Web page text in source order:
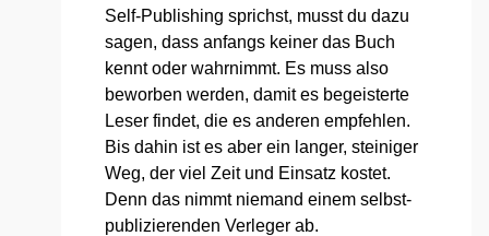
Self-Publi­shing sprichst, musst du dazu
sagen, dass anfangs kei­ner das Buch
kennt oder wahr­nimmt. Es muss also
bewor­ben wer­den, damit es begeis­ter­te
Leser fin­det, die es ande­ren emp­feh­len.
Bis dahin ist es aber ein lan­ger, stei­ni­ger
Weg, der viel Zeit und Ein­satz kos­tet.
Denn das nimmt nie­mand einem selbst­
pu­bli­zie­ren­den Ver­le­ger ab.